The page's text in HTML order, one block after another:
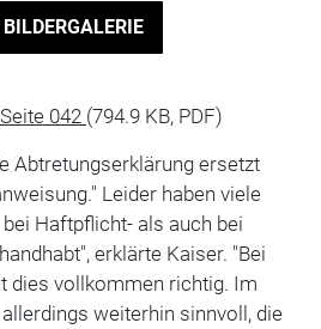
042 (794.9 KB, PDF)
Abtretungserklärung ersetzt
Leider haben viele
Haftpflicht- als auch bei
erklärte Kaiser. "Bei
dies vollkommen richtig. Im
weiterhin sinnvoll, die